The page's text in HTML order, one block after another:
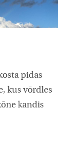
pidas
kus võrdles
kandis